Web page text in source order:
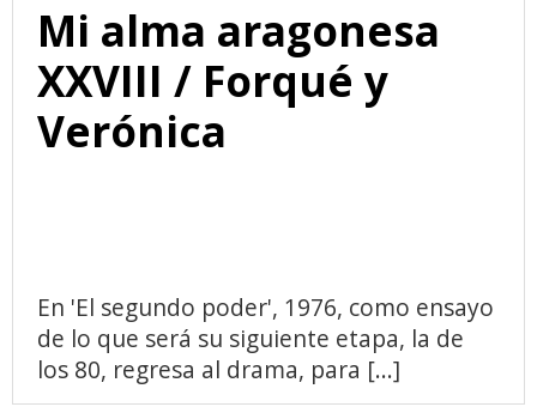
Mi alma aragonesa
XXVIII / Forqué y
Verónica
En 'El segundo poder', 1976, como ensayo
de lo que será su siguiente etapa, la de
los 80, regresa al drama, para [...]